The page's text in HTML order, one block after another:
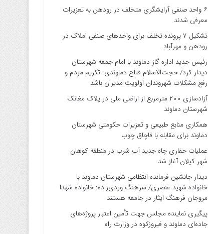
۶ واحد صنفی آرایشگری متخلف در رودهن به تعزیرات
معرفی شدند
تشکیل ۷ پرونده تخلف برای واحدهای صنفی املاک در
رودهن و مهرآباد
رئیس جدید اداره گاز دماوند با امام جمعه شهرستان
دیدار کرد/ حجت‌الاسلام فتاح دماوندی: تکریم مردم و
رفع مشکلات شهروندان اولویت مدیران باشد
آزادسازی ۲۰۰ مترمربع از اراضی ملی در پلاک مغانک
شهرستان دماوند
همکاری منابع طبیعی و تعزیرات حکومتی شهرستان
دماوند برای مقابله با قاچاق چوب
عملیات حفاری چاه جدید آب شرب در منطقه کوهان
شهر کیلان آغاز شد
دیدار جانشین فرمانده انتظامی شهرستان دماوند با
خانواده شهید عنصری/ سرهنگ وردی‌زاده: خانواده شهدا
مروجان فرهنگ ایثار در جامعه هستند
پیگیری نماینده مجلس جهت تأمین اعتبار پروژه‌های
جاده‌ای دماوند و فیروزکوه در وزارت راه